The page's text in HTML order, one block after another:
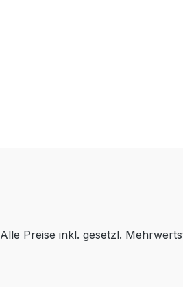
Alle Preise inkl. gesetzl.